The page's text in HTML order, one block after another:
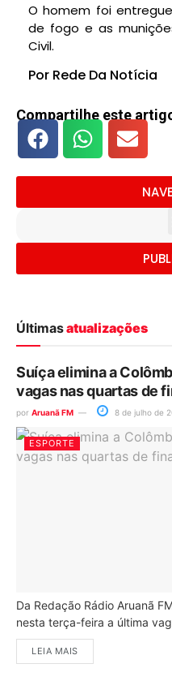
O homem foi
de fogo e as
Civil.
Por Rede Da Notícia
Compartilhe este
Últimasatualizações
Suíça elimina a
vagas nas quartas de
por Aruanã FM 8 de julho de
ESPORTE
Da Redação Rádio Aruanã
nesta terça-feira a última
LEIA MAIS